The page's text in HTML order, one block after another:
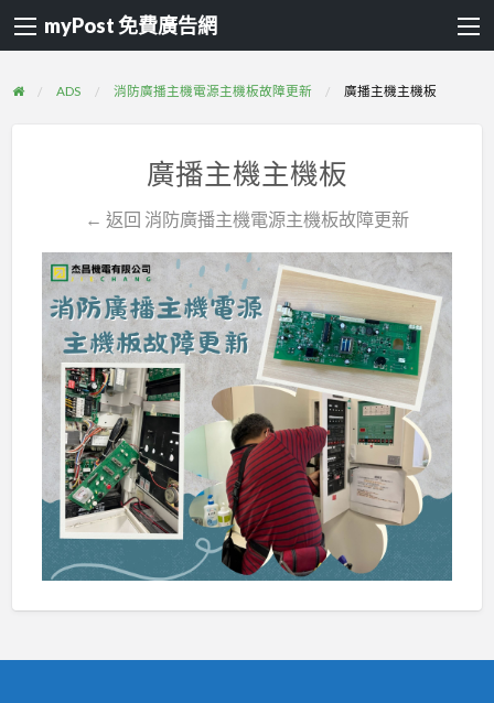
myPost 免費廣告網
ADS 消防廣播主機電源主機板故障更新 廣播主機主機板
廣播主機主機板
← 返回 消防廣播主機電源主機板故障更新